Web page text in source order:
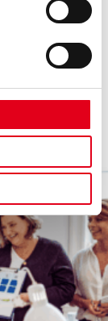
firiem.
svoju prácu.